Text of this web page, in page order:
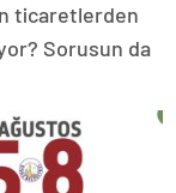
ticaretlerden
Sorusun da